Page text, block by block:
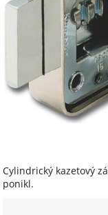
Cylindrický kazetový
ponikl.